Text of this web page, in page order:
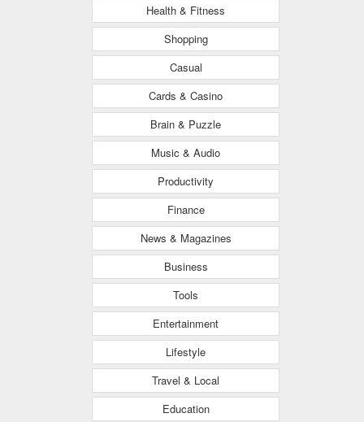
Health & Fitness
Shopping
Casual
Cards & Casino
Brain & Puzzle
Music & Audio
Productivity
Finance
News & Magazines
Business
Tools
Entertainment
Lifestyle
Travel & Local
Education